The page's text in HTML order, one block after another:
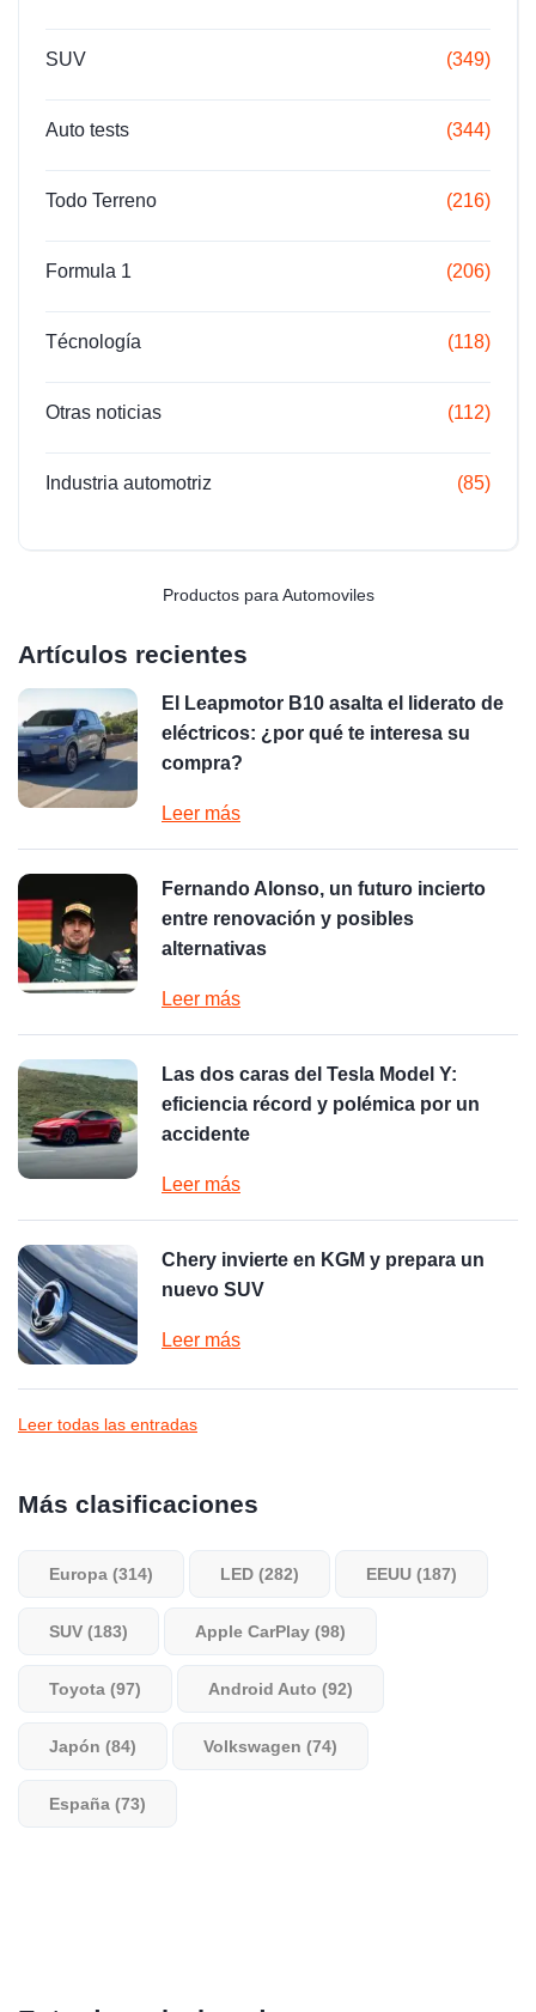
SUV (349)
Auto tests (344)
Todo Terreno (216)
Formula 1 (206)
Técnología (118)
Otras noticias (112)
Industria automotriz (85)
Productos para Automoviles
Artículos recientes
El Leapmotor B10 asalta el liderato de
eléctricos: ¿por qué te interesa su
compra?
Leer más
Fernando Alonso, un futuro incierto
entre renovación y posibles
alternativas
Leer más
Las dos caras del Tesla Model Y:
eficiencia récord y polémica por un
accidente
Leer más
Chery invierte en KGM y prepara un
nuevo SUV
Leer más
Leer todas las entradas
Más clasificaciones
Europa (314) LED (282) EEUU (187)
SUV (183) Apple CarPlay (98)
Toyota (97) Android Auto (92)
Japón (84) Volkswagen (74)
España (73)